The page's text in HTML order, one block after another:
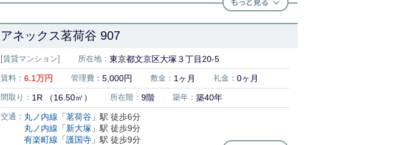
アネックス茗荷谷 907
[賃貸マンション] 所在地： 東京都文京区大塚３丁目20-5
賃料： 6.1万円 管理費： 5,000円 敷金： 1ヶ月 礼金： 0ヶ月
間取り： 1R （16.50㎡） 所在階： 9階 築年： 築40年
交通： 丸ノ内線 「茗荷谷 」駅 徒歩6分
丸ノ内線 「新大塚 」駅 徒歩9分
有楽町線 「護国寺 」駅 徒歩9分